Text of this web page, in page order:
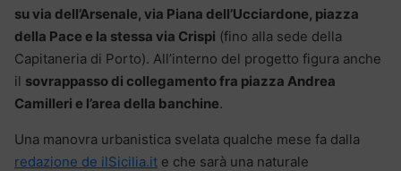
su via dell’Arsenale, via Piana dell’Ucciardone, piazza
della Pace e la stessa via Crispi (fino alla sede della
Capitaneria di Porto). All’interno del progetto figura anche
il sovrappasso di collegamento fra piazza Andrea
Camilleri e l’area della banchine.
Una manovra urbanistica svelata qualche mese fa dalla
redazione de ilSicilia.it e che sarà una naturale